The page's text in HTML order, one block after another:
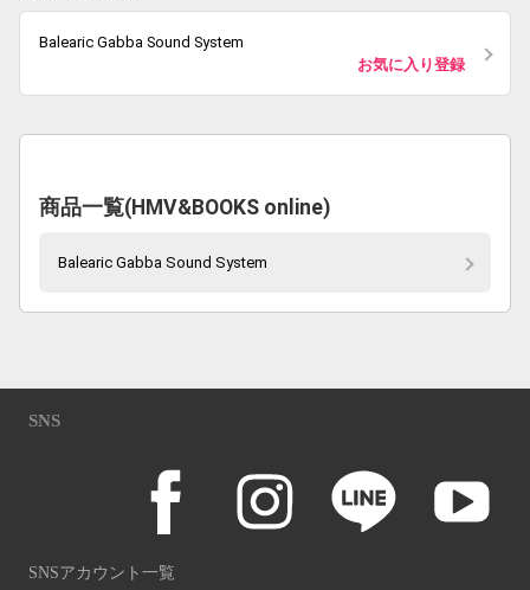
Balearic Gabba Sound System
お気に入り登録
商品一覧(HMV&BOOKS online)
Balearic Gabba Sound System
SNS
SNSアカウント一覧